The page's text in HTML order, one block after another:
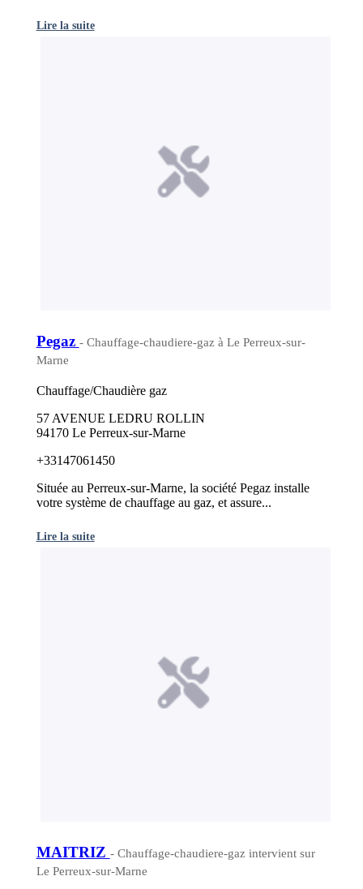
Lire la suite
Pegaz - Chauffage-chaudiere-gaz à Le Perreux-sur-
Marne
Chauffage/Chaudière gaz
57 AVENUE LEDRU ROLLIN
94170 Le Perreux-sur-Marne
+33147061450
Située au Perreux-sur-Marne, la société Pegaz installe
votre système de chauffage au gaz, et assure...
Lire la suite
MAITRIZ - Chauffage-chaudiere-gaz intervient sur
Le Perreux-sur-Marne